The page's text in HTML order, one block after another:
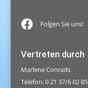
Folgen Sie uns!
Vertreten durch
Marlene Conrads
Telefon: 0 21 37/6 02 85